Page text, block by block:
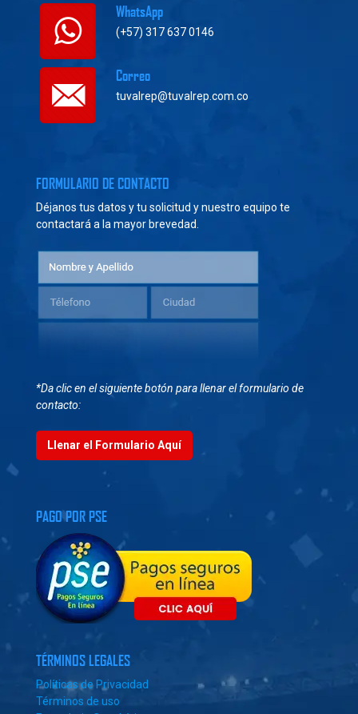
WhatsApp
(+57) 317 637 0146
Correo
tuvalrep@tuvalrep.com.co
FORMULARIO DE CONTACTO
Déjanos tus datos y tu solicitud y nuestro equipo te
contactará a la mayor brevedad.
*Da clic en el siguiente botón para llenar el formulario de
contacto:
Llenar el Formulario Aquí
PAGO POR PSE
TÉRMINOS LEGALES
Políticas de Privacidad
Términos de uso